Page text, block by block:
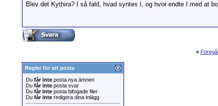
Blev det Kythira? I så fald, hvad syntes I, og hvor endte I med at
«
Regler för att posta
Du får inte posta nya ämnen
Du får inte posta svar
Du får inte posta bifogade filer
Du får inte redigera dina inlägg